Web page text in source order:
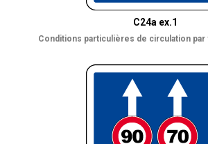
C24a ex.1
Conditions particulières de circulation